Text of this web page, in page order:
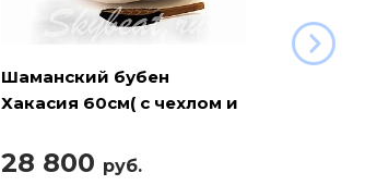
Шаманский бубен
Хакасия 60см( с чехлом и
28 800 руб.